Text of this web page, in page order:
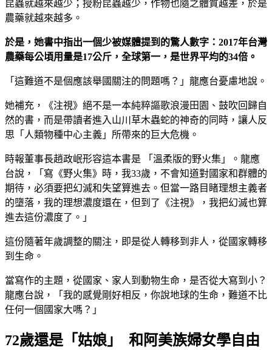
昆蟲就越來越少；授粉昆蟲越少，作物也隨之體質越差，於是
農藥就越來越多。
於是，她書中指出一個少被媒體提到的驚人數字：2017年台灣
農藥每公頃用量是17公斤，全球第一，是世界平均的34倍。
「這難道不是個應該舉國關注的問題嗎？」龍應台憂慮地說。
她補充，《注視》絕不是一本純粹謳歌浪漫田園、鼓吹回歸自
然的書，而是帶讀者進入山川草木蟲蛇的神奇的同時，讓人反
思「人類物種中心主義」所帶來的巨大危機。
時報董事長趙政岷形容這本書是 「溫柔版的野火集」。龍應
台說，「寫《野火集》時，我33歲，不會知道對國家和群體的
期待，必須要把幻滅和失望算進去。但當一路目睹理想主義者
的墮落，我的理想濃度還在，但到了《注視》，我把幻滅也算
進去這份濃度了。」
這份隨著年歲調整的關注，即是從人轉移到非人，從國家轉移
到生命。
當寫作的主題，從國家、家人到動物生命，是否從大寫到小？
龍應台說，「我的感覺剛好相反，你說地球的生命，難道不比
任何一個國家大嗎？」
72歲還是「姑娘」 和阿美族婦女學自由